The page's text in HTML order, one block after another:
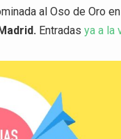
al Oso de Oro
Entradasya a la